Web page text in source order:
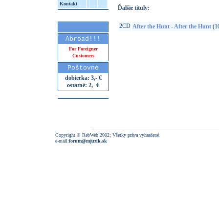
Kontakt
Abroad!!!
For Foreigner
Customers
Poštovné
dobierka: 3,- €
ostatné: 2,- €
Ďalšie tituly:
2CD After the Hunt - After the Hunt
Copyright © RebWeb 2002; Všetky práva vyhradené
e-mail:forum@mjuzik.sk